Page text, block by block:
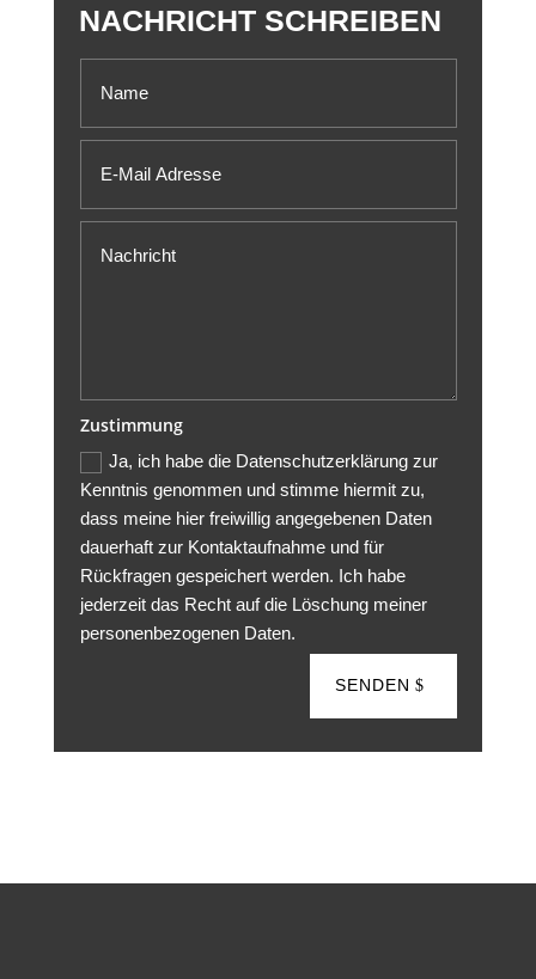
NACHRICHT SCHREIBEN
Zustimmung
Ja, ich habe die Datenschutzerklärung zur
Kenntnis genommen und stimme hiermit zu,
dass meine hier freiwillig angegebenen Daten
dauerhaft zur Kontaktaufnahme und für
Rückfragen gespeichert werden. Ich habe
jederzeit das Recht auf die Löschung meiner
personenbezogenen Daten.
SENDEN